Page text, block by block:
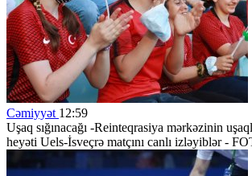
Cəmiyyət 12:59
Uşaq sığınacağı -Reinteqrasiya mərkəzinin
heyəti Uels-İsveçrə matçını canlı izləyiblər -